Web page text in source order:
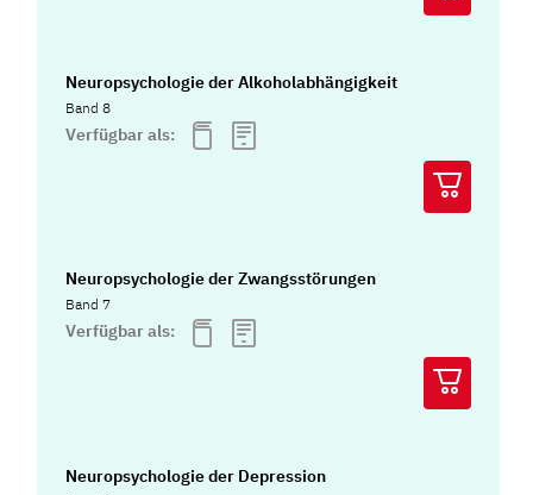
Neuropsychologie der Alkoholabhängigkeit
Band 8
Verfügbar als:
Neuropsychologie der Zwangsstörungen
Band 7
Verfügbar als:
Neuropsychologie der Depression